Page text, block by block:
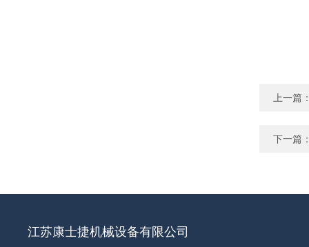
上一篇
下一篇
江苏康士捷机械设备有限公司